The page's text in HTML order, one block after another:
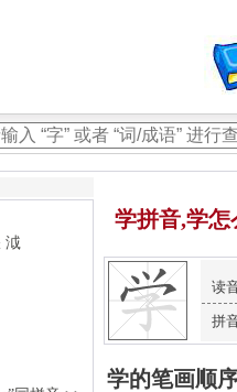
学拼音,学怎
读
拼
学的笔画顺